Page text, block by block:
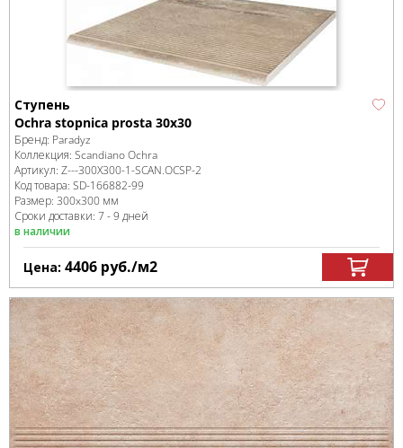
Ступень
Ochra stopnica prosta 30x30
Бренд: Paradyz
Коллекция: Scandiano Ochra
Артикул: Z---300X300-1-SCAN.OCSP-2
Код товара: SD-166882-99
Размер: 300x300 мм
Сроки доставки: 7 - 9 дней
в наличии
Цена: 4406 руб./м2